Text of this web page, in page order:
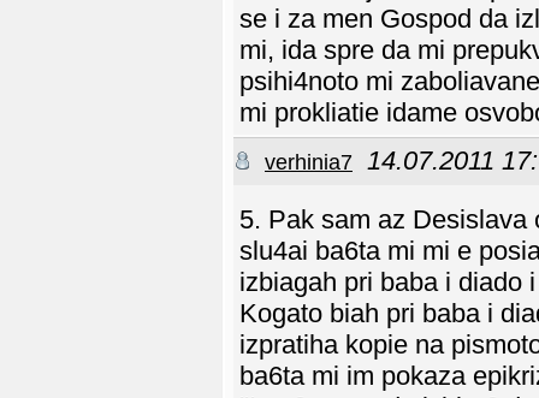
se i za men Gospod da
mi, ida spre da mi
psihi4noto mi
mi prokliatie idame
verhinia7 14.07.2011
5. Pak sam az Desislava
slu4ai ba6ta mi mi e
izbiagah pri baba i diado
Kogato biah pri baba i
izpratiha kopie na
ba6ta mi im pokaza